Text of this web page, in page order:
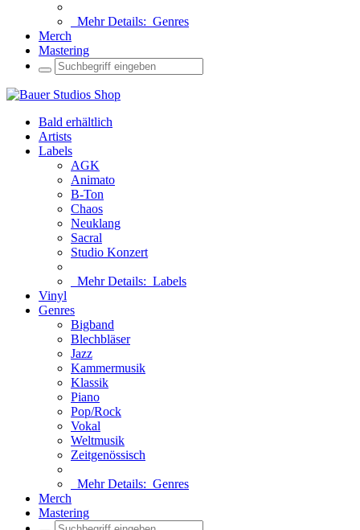
Mehr Details: Genres
Merch
Mastering
Bald erhältlich
Artists
Labels
AGK
Animato
B-Ton
Chaos
Neuklang
Sacral
Studio Konzert
Mehr Details: Labels
Vinyl
Genres
Bigband
Blechbläser
Jazz
Kammermusik
Klassik
Piano
Pop/Rock
Vokal
Weltmusik
Zeitgenössisch
Mehr Details: Genres
Merch
Mastering